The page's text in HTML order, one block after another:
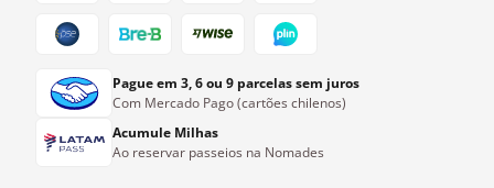
Pague em 3, 6 ou 9 parcelas sem juros
Com Mercado Pago (cartões chilenos)
Acumule Milhas
Ao reservar passeios na Nomades